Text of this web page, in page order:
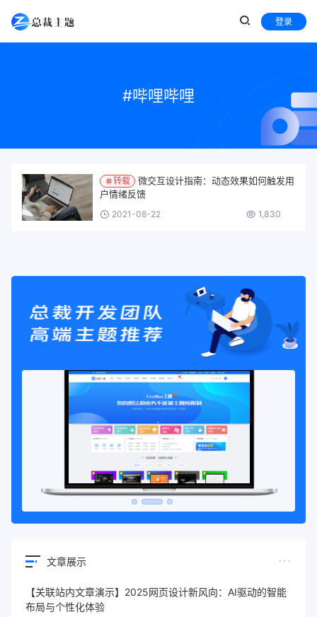
登录
#哔哩哔哩
转载
户情绪反馈
2021-08-22 1,830
文章展示
【关联站内文章演示】2025网页设计新风向：AI驱动的智能
布局与个性化体验